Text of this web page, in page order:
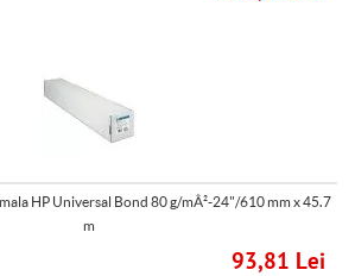
HP Universal Bond 80 g/mÂ²-24"/610 mm x 45.7
m
93,81 Lei